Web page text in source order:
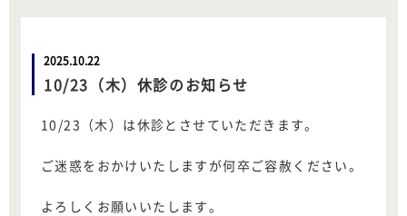
2025.10.22
10/23（木）休診のお知らせ
10/23（木）は休診とさせていただきます。
ご迷惑をおかけいたしますが何卒ご容赦ください。
よろしくお願いいたします。